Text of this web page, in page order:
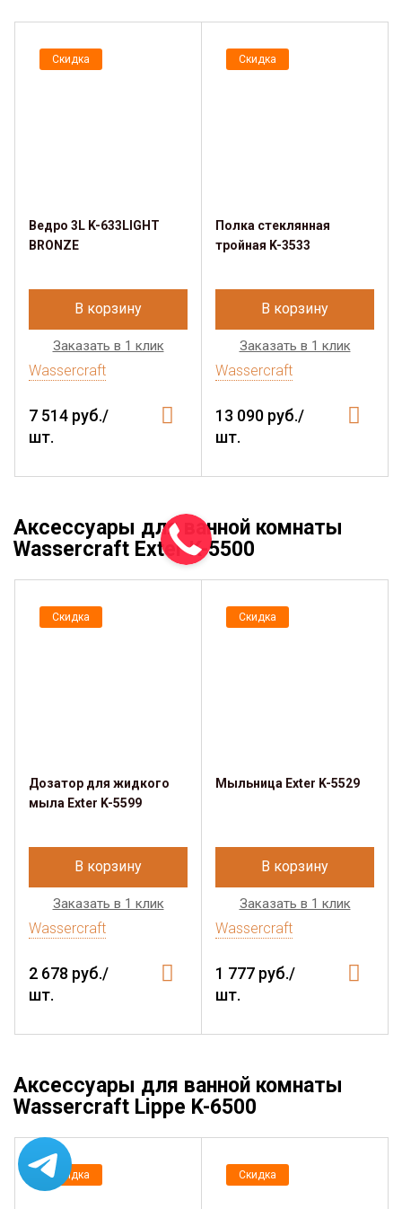
Скидка
Ведро 3L K-633LIGHT
BRONZE
В корзину
Заказать в 1 клик
Wassercraft
7 514 руб./
шт.
Скидка
Полка стеклянная
тройная K-3533
В корзину
Заказать в 1 клик
Wassercraft
13 090 руб./
шт.
Аксессуары для ванной комнаты
Wassercraft Exter K-5500
Скидка
Дозатор для жидкого
мыла Exter K-5599
В корзину
Заказать в 1 клик
Wassercraft
2 678 руб./
шт.
Скидка
Мыльница Exter K-5529
В корзину
Заказать в 1 клик
Wassercraft
1 777 руб./
шт.
Аксессуары для ванной комнаты
Wassercraft Lippe K-6500
Скидка Скидка